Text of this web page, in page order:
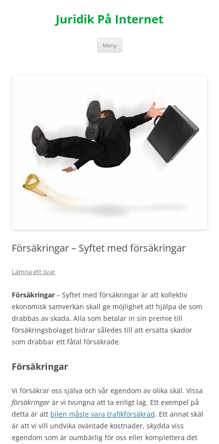
Juridik På Internet
Meny
Försäkringar – Syftet med försäkringar
Lämna ett svar
Försäkringar – Syftet med försäkringar är att kollektiv
ekonomisk samverkan skall ge möjlighet att hjälpa de som
drabbas av skada. Alla som betalar in sin premie till
försäkringsbolaget bidrar således till att ersätta skador
som drabbar ett fåtal försäkrade.
Försäkringar
Vi försäkrar oss själva och vår egendom av olika skäl. Vissa
försäkringar är vi tvungna att ta enligt lag. Ett exempel på
detta är att bilen måste vara trafikförsäkrad. Ett annat skäl
är att vi vill undvika oväntade kostnader, skydda viss
egendom som är oumbärlig för oss eller komplettera det